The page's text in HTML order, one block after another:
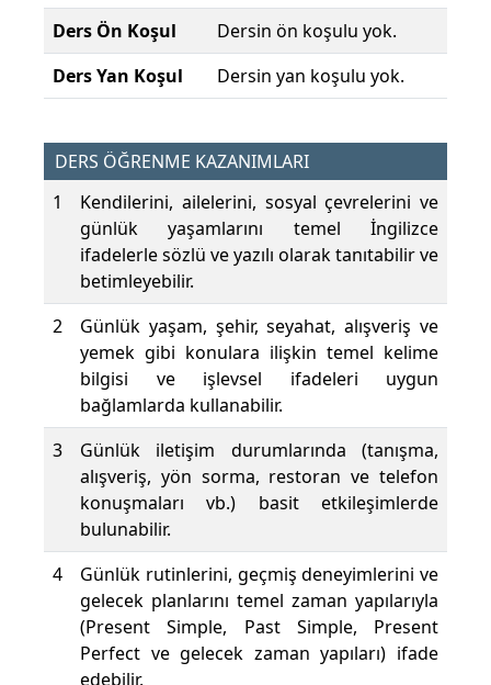
Ders Ön Koşul
Dersin ön koşulu yok.
Ders Yan Koşul
Dersin yan koşulu yok.
DERS ÖĞRENME KAZANIMLARI
1
Kendilerini, ailelerini, sosyal çevrelerini ve
günlük yaşamlarını temel İngilizce
ifadelerle sözlü ve yazılı olarak tanıtabilir ve
betimleyebilir.
2
Günlük yaşam, şehir, seyahat, alışveriş ve
yemek gibi konulara ilişkin temel kelime
bilgisi ve işlevsel ifadeleri uygun
bağlamlarda kullanabilir.
3
Günlük iletişim durumlarında (tanışma,
alışveriş, yön sorma, restoran ve telefon
konuşmaları vb.) basit etkileşimlerde
bulunabilir.
4
Günlük rutinlerini, geçmiş deneyimlerini ve
gelecek planlarını temel zaman yapılarıyla
(Present Simple, Past Simple, Present
Perfect ve gelecek zaman yapıları) ifade
edebilir.